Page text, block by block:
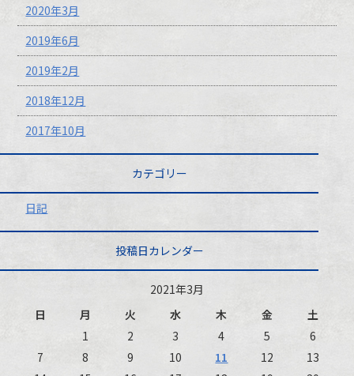
2020年3月
2019年6月
2019年2月
2018年12月
2017年10月
カテゴリー
日記
投稿日カレンダー
2021年3月
日
月 火 水 木 金
土
1
2 3 4 5
6
7
8 9 10 11 12
13